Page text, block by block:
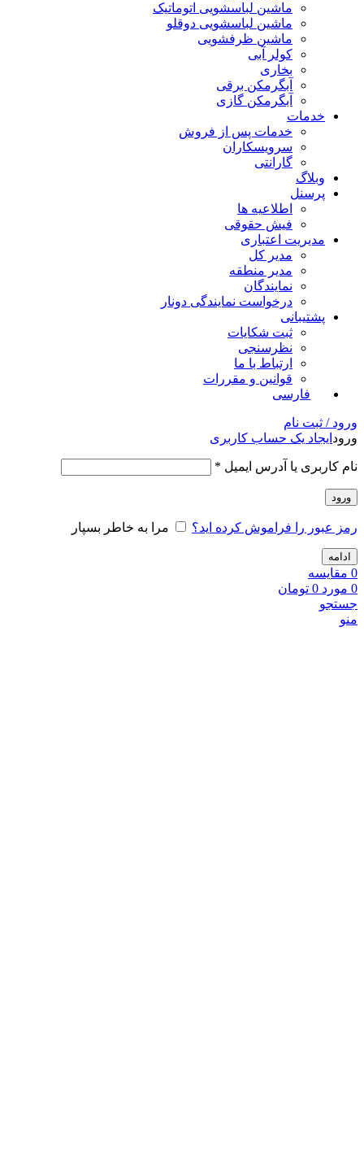
ماشین لباسشویی اتوماتیک
ماشین لباسشویی دوقلو
ماشین ظرفشویی
کولر آبی
بخاری
آبگرمکن برقی
آبگرمکن گازی
خدمات
خدمات پس از فروش
سرویسکاران
گارانتی
وبلاگ
پرسنل
اطلاعیه ها
فیش حقوقی
مدیریت اعتباری
مدیر کل
مدیر منطقه
نمایندگان
درخواست نمایندگی دونار
پشتیبانی
ثبت شکایات
نظرسنجی
ارتباط با ما
قوانین و مقررات
فارسی
ورود / ثبت نام
ورود ایجاد یک حساب کاربری
نام کاربری یا آدرس ایمیل *
ورود
رمز عبور را فراموش کرده اید؟ مرا به خاطر بسپار
ادامه
0 مقايسه
0 مورد 0 تومان
جستجو
منو